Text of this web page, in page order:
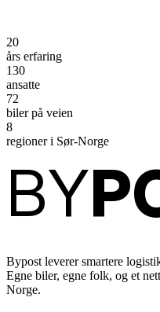
20
års erfaring
130
ansatte
72
biler på veien
8
regioner i Sør-Norge
BY
Bypost leverer smartere
Egne biler, egne folk, og et
Norge.